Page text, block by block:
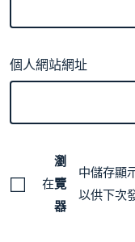
個人網站網址
在
瀏
覽
器
中儲存顯
以供下次